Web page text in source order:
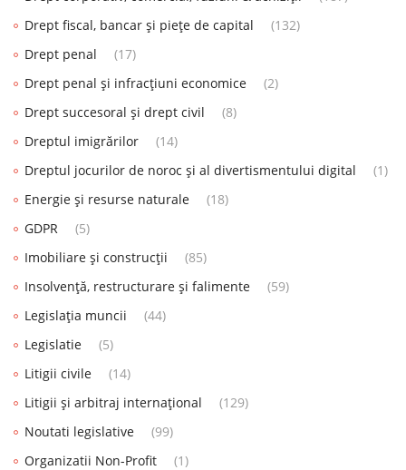
Drept fiscal, bancar și piețe de capital
(132)
Drept penal
(17)
Drept penal și infracțiuni economice
(2)
Drept succesoral și drept civil
(8)
Dreptul imigrărilor
(14)
Dreptul jocurilor de noroc și al divertismentului digital
(1)
Energie și resurse naturale
(18)
GDPR
(5)
Imobiliare și construcții
(85)
Insolvență, restructurare și falimente
(59)
Legislația muncii
(44)
Legislatie
(5)
Litigii civile
(14)
Litigii și arbitraj internațional
(129)
Noutati legislative
(99)
Organizatii Non-Profit
(1)